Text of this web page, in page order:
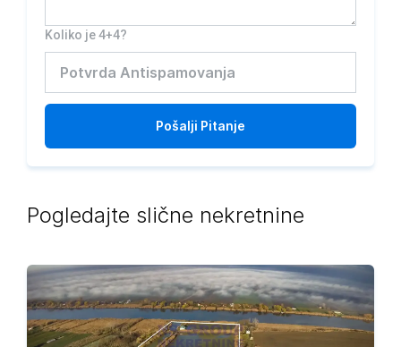
Koliko je 4+4?
Pošalji Pitanje
Pogledajte slične nekretnine